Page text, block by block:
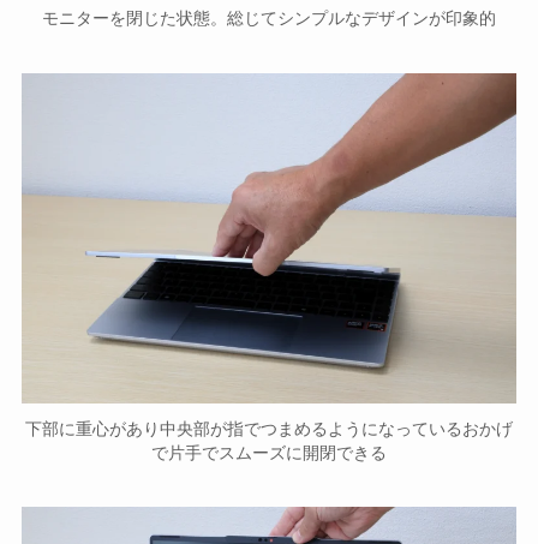
モニターを閉じた状態。総じてシンプルなデザインが印象的
下部に重心があり中央部が指でつまめるようになっているおかげ
で片手でスムーズに開閉できる